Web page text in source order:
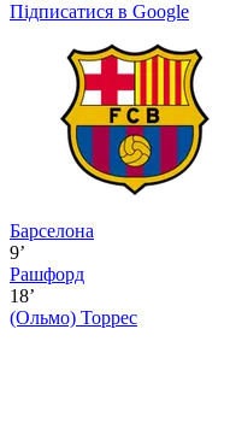
Підписатися в Google
Барселона
9’
Рашфорд
18’
(Ольмо) Торрес